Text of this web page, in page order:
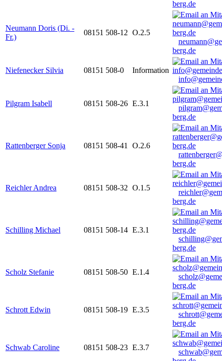
berg.de
Neumann Doris (Di. -
Fr.)
08151 508-12 O.2.5
berg.de
Niefenecker Silvia 08151 508-0
Information
Pilgram Isabell 08151 508-26 E.3.1
berg.de
Rattenberger Sonja 08151 508-41
O.2.6
berg.de
Reichler Andrea 08151 508-32 O.1.5
berg.de
Schilling Michael 08151 508-14 E.3.1
berg.de
Scholz Stefanie 08151 508-50 E.1.4
berg.de
Schrott Edwin 08151 508-19 E.3.5
berg.de
Schwab Caroline 08151 508-23 E.3.7